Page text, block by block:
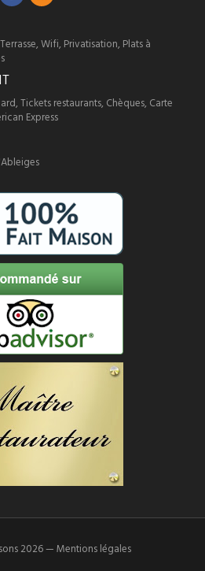
Wifi, Privatisation, Plats à
Tickets restaurants, Chèques, Carte
Express
2026 —Mentions légales